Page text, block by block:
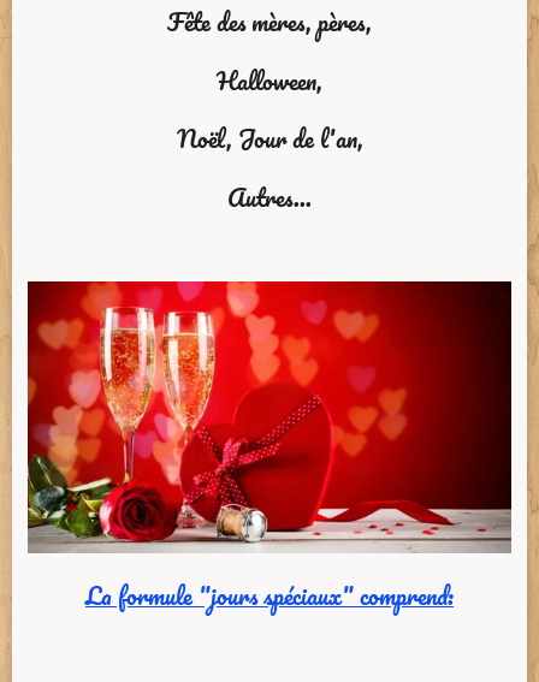
Fête des mères, pères,
Halloween,
Noël, Jour de l'an,
Autres...
La formule "jours spéciaux" comprend: